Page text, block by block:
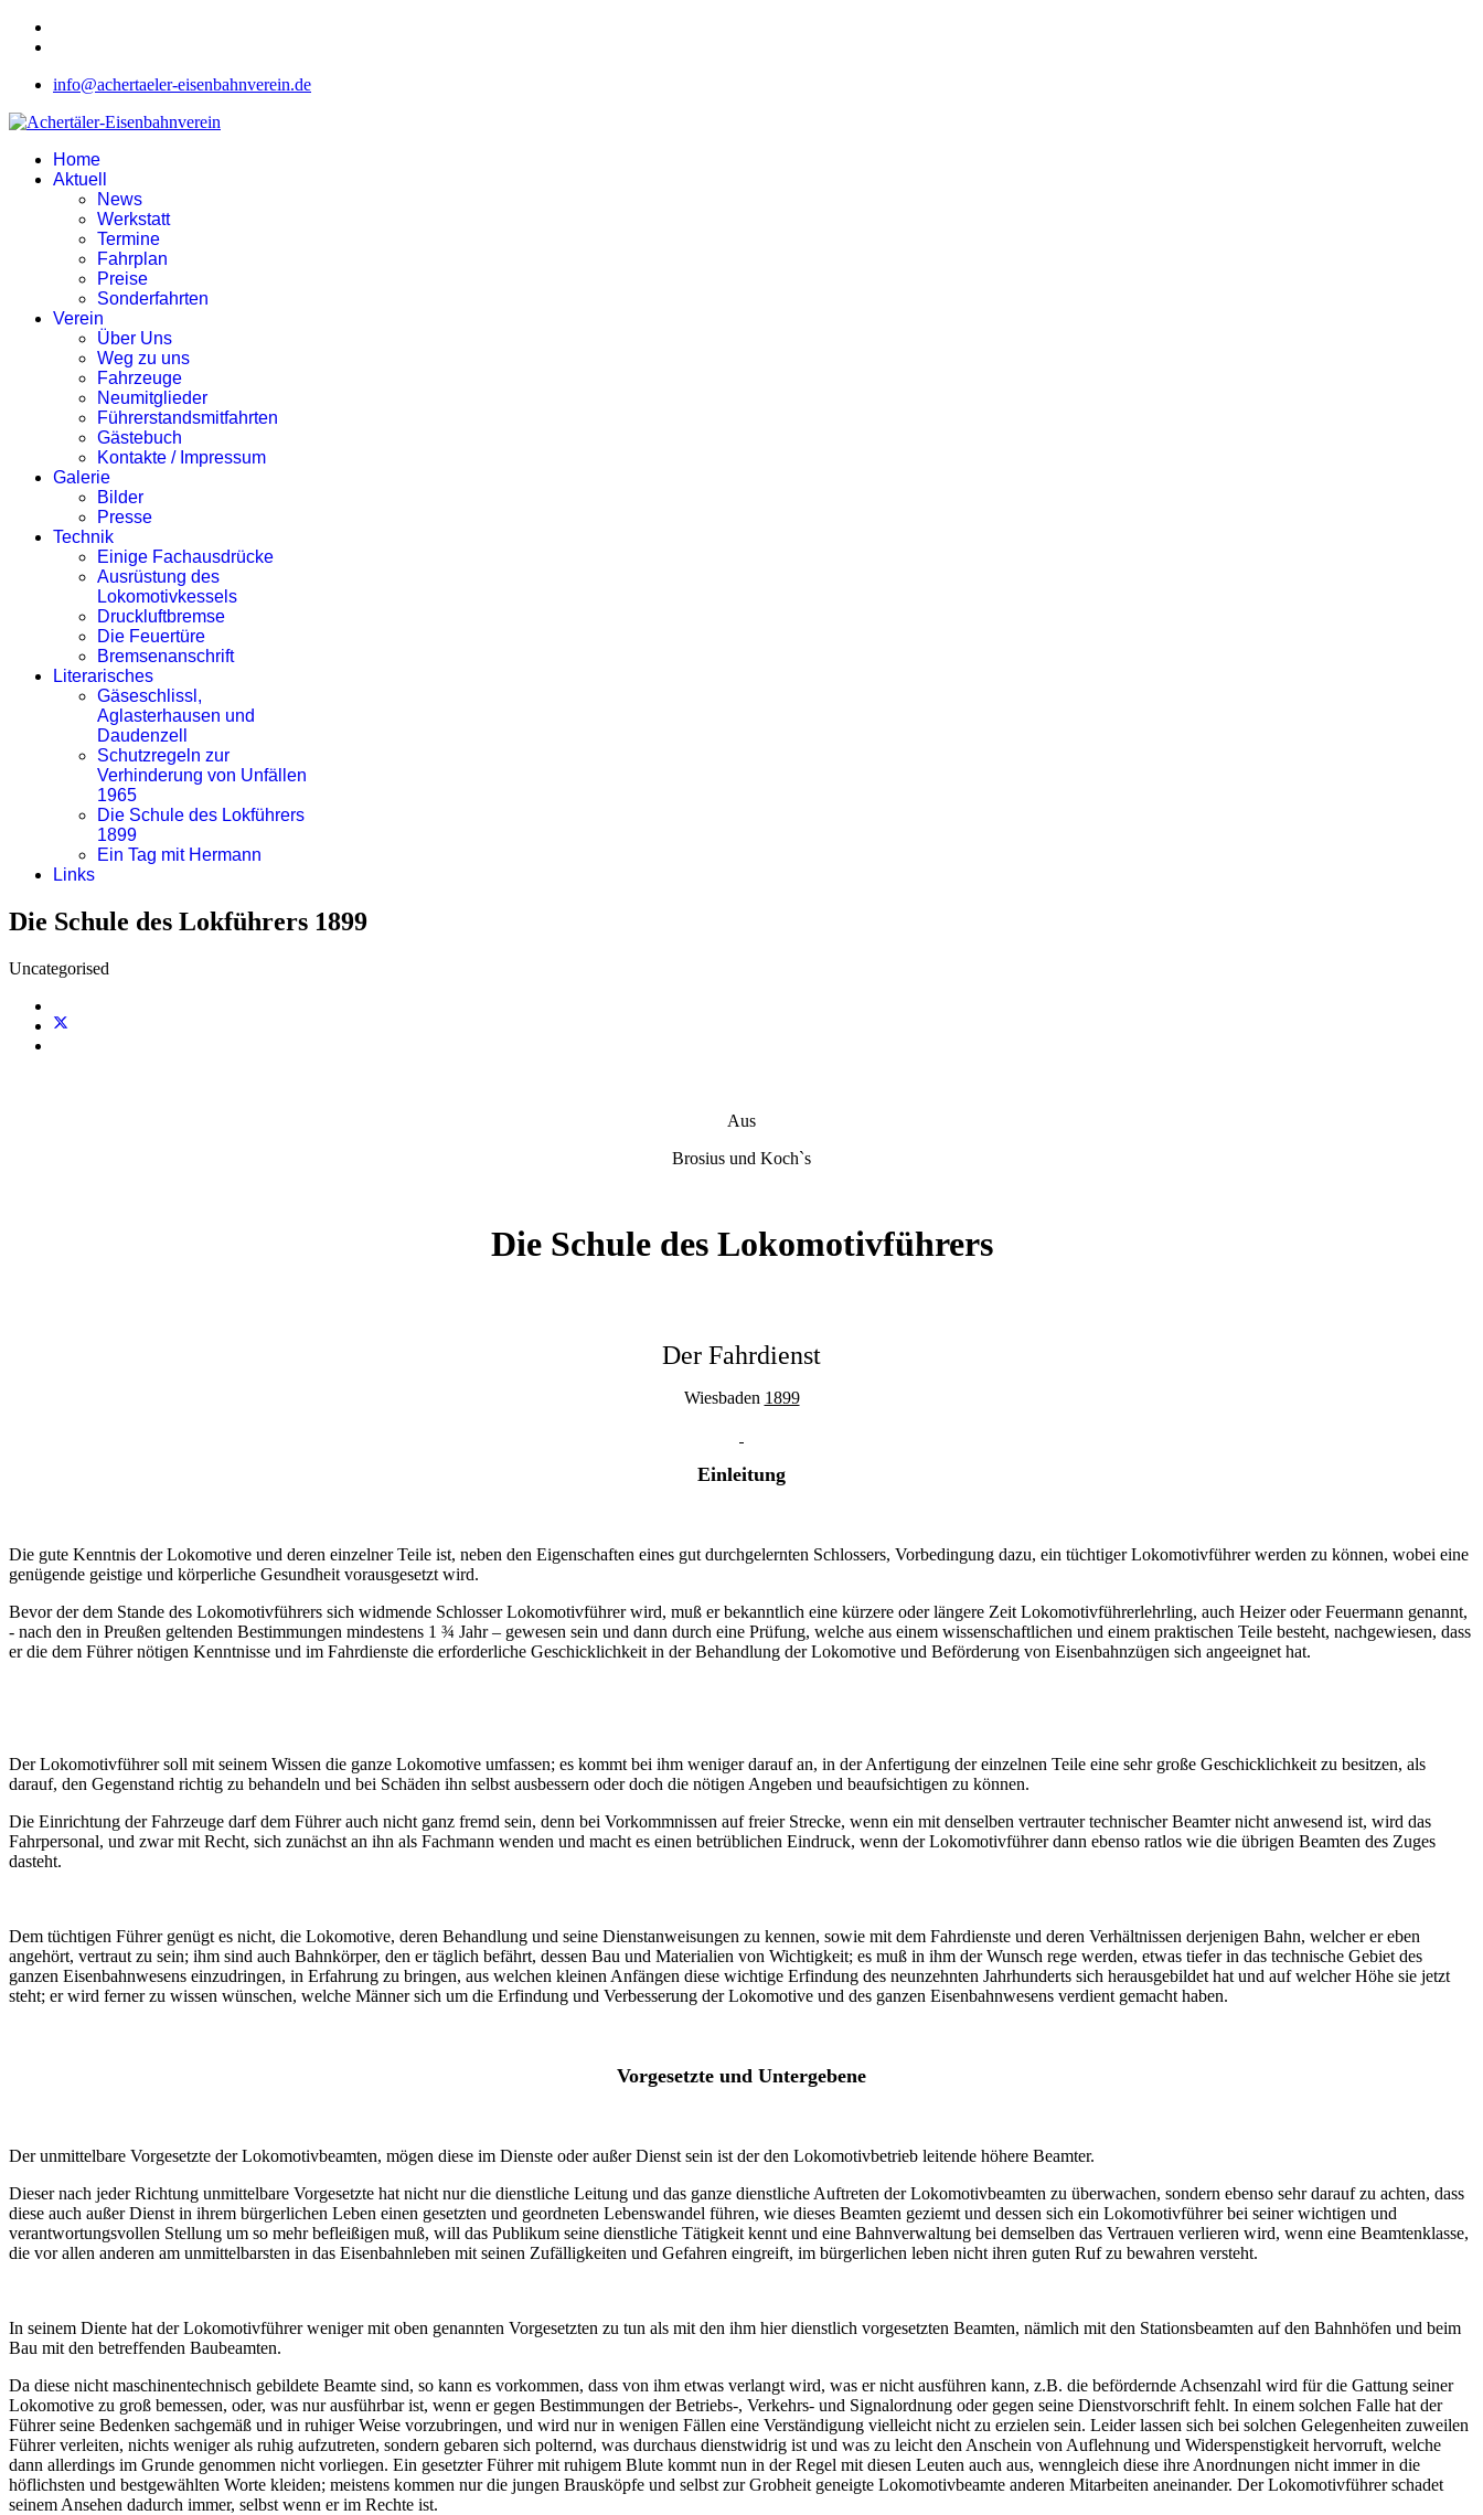
info@achertaeler-eisenbahnverein.de
Home
Aktuell
News
Werkstatt
Termine
Fahrplan
Preise
Sonderfahrten
Verein
Über Uns
Weg zu uns
Fahrzeuge
Neumitglieder
Führerstandsmitfahrten
Gästebuch
Kontakte / Impressum
Galerie
Bilder
Presse
Technik
Einige Fachausdrücke
Ausrüstung des
Lokomotivkessels
Druckluftbremse
Die Feuertüre
Bremsenanschrift
Literarisches
Gäseschlissl,
Aglasterhausen und
Daudenzell
Schutzregeln zur
Verhinderung von Unfällen
1965
Die Schule des Lokführers
1899
Ein Tag mit Hermann
Links
Die Schule des Lokführers 1899
Uncategorised
Aus
Brosius und Koch`s
Die Schule des Lokomotivführers
Der Fahrdienst
Wiesbaden 1899
Einleitung
Die gute Kenntnis der Lokomotive und deren einzelner Teile ist, neben den Eigenschaften eines gut durchgelernten Schlossers, Vorbedingung dazu, ein tüchtiger Lokomotivführer werden zu können, wobei eine
genügende geistige und körperliche Gesundheit vorausgesetzt wird.
Bevor der dem Stande des Lokomotivführers sich widmende Schlosser Lokomotivführer wird, muß er bekanntlich eine kürzere oder längere Zeit Lokomotivführerlehrling, auch Heizer oder Feuermann genannt,
- nach den in Preußen geltenden Bestimmungen mindestens 1 ¾ Jahr – gewesen sein und dann durch eine Prüfung, welche aus einem wissenschaftlichen und einem praktischen Teile besteht, nachgewiesen, dass
er die dem Führer nötigen Kenntnisse und im Fahrdienste die erforderliche Geschicklichkeit in der Behandlung der Lokomotive und Beförderung von Eisenbahnzügen sich angeeignet hat.
Der Lokomotivführer soll mit seinem Wissen die ganze Lokomotive umfassen; es kommt bei ihm weniger darauf an, in der Anfertigung der einzelnen Teile eine sehr große Geschicklichkeit zu besitzen, als
darauf, den Gegenstand richtig zu behandeln und bei Schäden ihn selbst ausbessern oder doch die nötigen Angeben und beaufsichtigen zu können.
Die Einrichtung der Fahrzeuge darf dem Führer auch nicht ganz fremd sein, denn bei Vorkommnissen auf freier Strecke, wenn ein mit denselben vertrauter technischer Beamter nicht anwesend ist, wird das
Fahrpersonal, und zwar mit Recht, sich zunächst an ihn als Fachmann wenden und macht es einen betrüblichen Eindruck, wenn der Lokomotivführer dann ebenso ratlos wie die übrigen Beamten des Zuges
dasteht.
Dem tüchtigen Führer genügt es nicht, die Lokomotive, deren Behandlung und seine Dienstanweisungen zu kennen, sowie mit dem Fahrdienste und deren Verhältnissen derjenigen Bahn, welcher er eben
angehört, vertraut zu sein; ihm sind auch Bahnkörper, den er täglich befährt, dessen Bau und Materialien von Wichtigkeit; es muß in ihm der Wunsch rege werden, etwas tiefer in das technische Gebiet des
ganzen Eisenbahnwesens einzudringen, in Erfahrung zu bringen, aus welchen kleinen Anfängen diese wichtige Erfindung des neunzehnten Jahrhunderts sich herausgebildet hat und auf welcher Höhe sie jetzt
steht; er wird ferner zu wissen wünschen, welche Männer sich um die Erfindung und Verbesserung der Lokomotive und des ganzen Eisenbahnwesens verdient gemacht haben.
Vorgesetzte und Untergebene
Der unmittelbare Vorgesetzte der Lokomotivbeamten, mögen diese im Dienste oder außer Dienst sein ist der den Lokomotivbetrieb leitende höhere Beamter.
Dieser nach jeder Richtung unmittelbare Vorgesetzte hat nicht nur die dienstliche Leitung und das ganze dienstliche Auftreten der Lokomotivbeamten zu überwachen, sondern ebenso sehr darauf zu achten, dass
diese auch außer Dienst in ihrem bürgerlichen Leben einen gesetzten und geordneten Lebenswandel führen, wie dieses Beamten geziemt und dessen sich ein Lokomotivführer bei seiner wichtigen und
verantwortungsvollen Stellung um so mehr befleißigen muß, will das Publikum seine dienstliche Tätigkeit kennt und eine Bahnverwaltung bei demselben das Vertrauen verlieren wird, wenn eine Beamtenklasse,
die vor allen anderen am unmittelbarsten in das Eisenbahnleben mit seinen Zufälligkeiten und Gefahren eingreift, im bürgerlichen leben nicht ihren guten Ruf zu bewahren versteht.
In seinem Diente hat der Lokomotivführer weniger mit oben genannten Vorgesetzten zu tun als mit den ihm hier dienstlich vorgesetzten Beamten, nämlich mit den Stationsbeamten auf den Bahnhöfen und beim
Bau mit den betreffenden Baubeamten.
Da diese nicht maschinentechnisch gebildete Beamte sind, so kann es vorkommen, dass von ihm etwas verlangt wird, was er nicht ausführen kann, z.B. die befördernde Achsenzahl wird für die Gattung seiner
Lokomotive zu groß bemessen, oder, was nur ausführbar ist, wenn er gegen Bestimmungen der Betriebs-, Verkehrs- und Signalordnung oder gegen seine Dienstvorschrift fehlt. In einem solchen Falle hat der
Führer seine Bedenken sachgemäß und in ruhiger Weise vorzubringen, und wird nur in wenigen Fällen eine Verständigung vielleicht nicht zu erzielen sein. Leider lassen sich bei solchen Gelegenheiten zuweilen
Führer verleiten, nichts weniger als ruhig aufzutreten, sondern gebaren sich polternd, was durchaus dienstwidrig ist und was zu leicht den Anschein von Auflehnung und Widerspenstigkeit hervorruft, welche
dann allerdings im Grunde genommen nicht vorliegen. Ein gesetzter Führer mit ruhigem Blute kommt nun in der Regel mit diesen Leuten auch aus, wenngleich diese ihre Anordnungen nicht immer in die
höflichsten und bestgewählten Worte kleiden; meistens kommen nur die jungen Brausköpfe und selbst zur Grobheit geneigte Lokomotivbeamte anderen Mitarbeiten aneinander. Der Lokomotivführer schadet
seinem Ansehen dadurch immer, selbst wenn er im Rechte ist.